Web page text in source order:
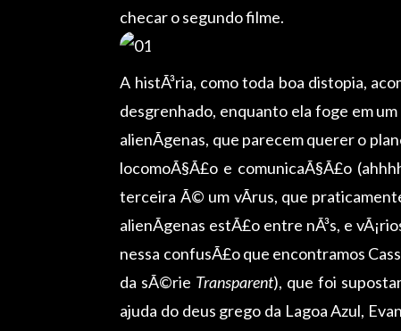
checar o segundo filme.
A histÃ³ria, como toda boa distopia,
desgrenhado, enquanto ela foge em
alienÃ­genas, que parecem querer o
locomoÃ§Ã£o e comunicaÃ§Ã£o
terceira Ã© um vÃ­rus, que
alienÃ­genas estÃ£o entre nÃ³s, e
nessa confusÃ£o que encontramos
da sÃ©rie Transparent), que foi
ajuda do deus grego da Lagoa Azul,